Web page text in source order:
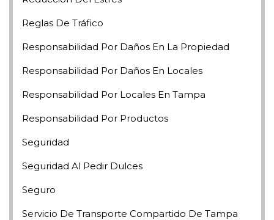
Reglas De Tráfico
Responsabilidad Por Daños En La Propiedad
Responsabilidad Por Daños En Locales
Responsabilidad Por Locales En Tampa
Responsabilidad Por Productos
Seguridad
Seguridad Al Pedir Dulces
Seguro
Servicio De Transporte Compartido De Tampa